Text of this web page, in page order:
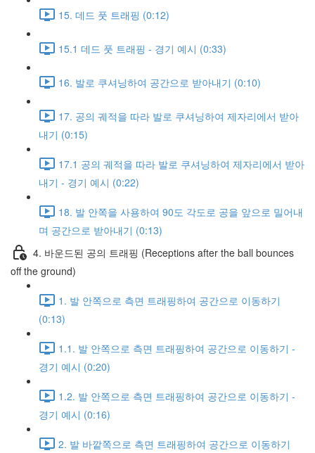
15. 데드 풋 트래핑 (0:12)
15.1 데드 풋 트래핑 - 경기 예시 (0:33)
16. 발로 쿠셔닝하여 공간으로 받아내기 (0:10)
17. 공의 궤적을 따라 발로 쿠셔닝하여 제자리에서 받아
내기 (0:15)
17.1 공의 궤적을 따라 발로 쿠셔닝하여 제자리에서 받아
내기 - 경기 예시 (0:22)
18. 발 안쪽을 사용하여 90도 각도로 공을 앞으로 밀어내
며 공간으로 받아내기 (0:13)
4. 바운드된 공의 트래핑 (Receptions after the ball bounces
off the ground)
1. 발 안쪽으로 측면 트래핑하여 공간으로 이동하기
(0:13)
1.1. 발 안쪽으로 측면 트래핑하여 공간으로 이동하기 -
경기 예시 (0:20)
1.2. 발 안쪽으로 측면 트래핑하여 공간으로 이동하기 -
경기 예시 (0:16)
2. 발 바깥쪽으로 측면 트래핑하여 공간으로 이동하기